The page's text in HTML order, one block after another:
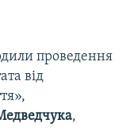
проведення
від
,